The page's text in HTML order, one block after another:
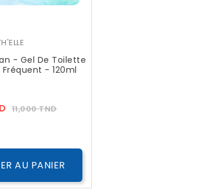
- Gel De Toilette
- 120ml
Prix
11,000 TNDPrix
AU PANIER